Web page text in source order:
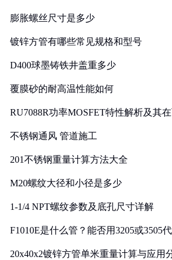
膨胀螺丝尺寸是多少
镀锌方管有哪些常见规格和型号
D400球墨铸铁井盖重多少
覆膜砂的耐高温性能如何
RU7088R功率MOSFET特性解析及其
不锈钢通风 管道施工
201不锈钢重量计算方法大全
M20螺纹大径和小径是多少
1-1/4 NPT螺纹参数及底孔尺寸详解
F1010E是什么管？能否用3205或3505
20x40x2镀锌方管单米重量计算与应用